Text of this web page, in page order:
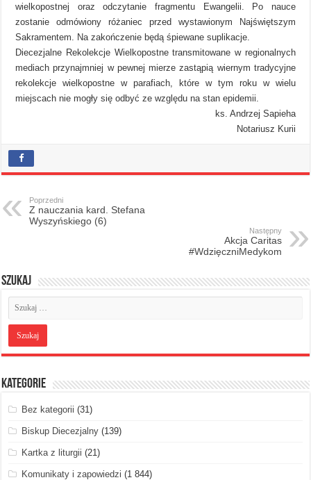
wielkopostnej oraz odczytanie fragmentu Ewangelii. Po nauce
zostanie odmówiony różaniec przed wystawionym Najświętszym
Sakramentem. Na zakończenie będą śpiewane suplikacje.
Diecezjalne Rekolekcje Wielkopostne transmitowane w regionalnych
mediach przynajmniej w pewnej mierze zastąpią wiernym tradycyjne
rekolekcje wielkopostne w parafiach, które w tym roku w wielu
miejscach nie mogły się odbyć ze względu na stan epidemii.
ks. Andrzej Sapieha
Notariusz Kurii
Poprzedni
Z nauczania kard. Stefana
Wyszyńskiego (6)
Następny
Akcja Caritas
#WdzięczniMedykom
Szukaj
Kategorie
Bez kategorii (31)
Biskup Diecezjalny (139)
Kartka z liturgii (21)
Komunikaty i zapowiedzi (1 844)